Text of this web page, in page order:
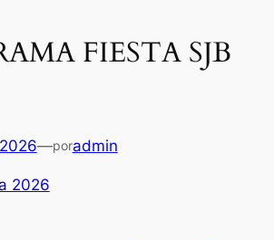
FIESTA SJB
—poradmin
2026